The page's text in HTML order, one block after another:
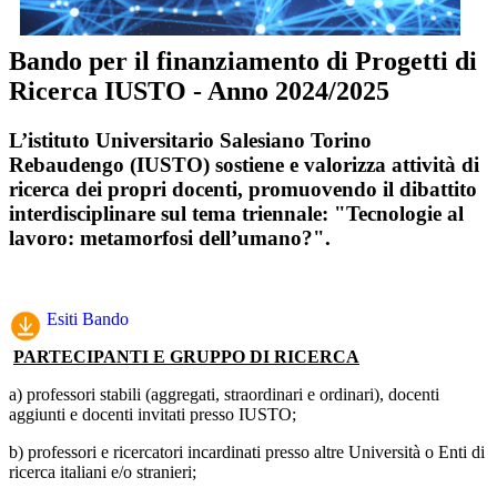
Bando per il finanziamento di Progetti di
Ricerca IUSTO - Anno 2024/2025
L’istituto Universitario Salesiano Torino
Rebaudengo (IUSTO) sostiene e valorizza attività di
ricerca dei propri docenti, promuovendo il dibattito
interdisciplinare sul tema triennale: "Tecnologie al
lavoro: metamorfosi dell’umano?".
Esiti Bando
PARTECIPANTI E GRUPPO DI RICERCA
a) professori stabili (aggregati, straordinari e ordinari), docenti
aggiunti e docenti invitati presso IUSTO;
b) professori e ricercatori incardinati presso altre Università o Enti di
ricerca italiani e/o stranieri;